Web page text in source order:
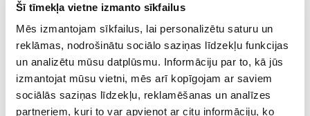
Šī tīmekļa vietne izmanto sīkfailus
Mēs izmantojam sīkfailus, lai personalizētu saturu un
reklāmas, nodrošinātu sociālo saziņas līdzekļu funkcijas
un analizētu mūsu datplūsmu. Informāciju par to, kā jūs
izmantojat mūsu vietni, mēs arī kopīgojam ar saviem
sociālās saziņas līdzekļu, reklamēšanas un analīzes
partneriem, kuri to var apvienot ar citu informāciju, ko
Sastāvs:
Graudaugi, gaļa un dzīvnieku izcelsmes blakusprodukti, augu izcelsmes
blakusprodukti, eļļas un tauki, minerālvielas